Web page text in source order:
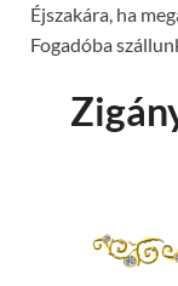
Éjszakára, ha
Fogadóba